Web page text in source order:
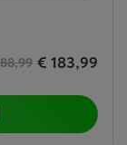
€ 183,99